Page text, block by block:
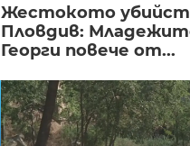
Жестокото
Пловдив:
Георги повече от...